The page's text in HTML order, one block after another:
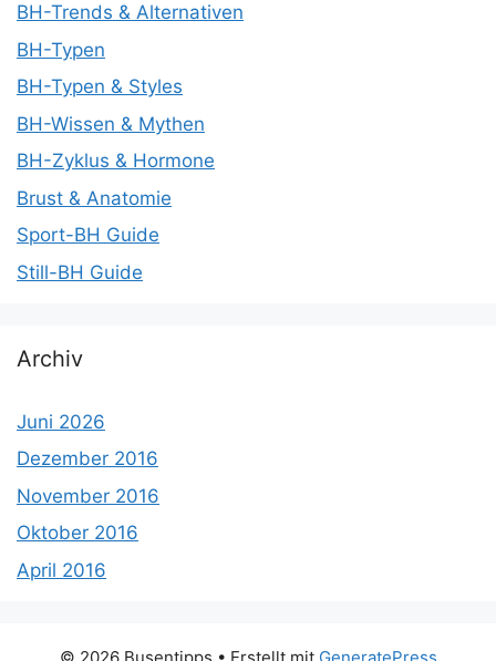
BH-Trends & Alternativen
BH-Typen
BH-Typen & Styles
BH-Wissen & Mythen
BH-Zyklus & Hormone
Brust & Anatomie
Sport-BH Guide
Still-BH Guide
Archiv
Juni 2026
Dezember 2016
November 2016
Oktober 2016
April 2016
© 2026 Busentipps • Erstellt mit GeneratePress